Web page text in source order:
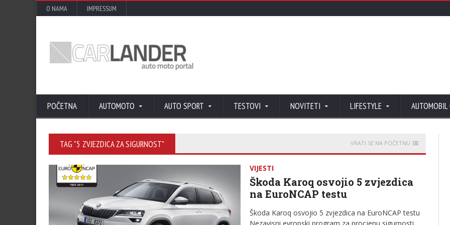
O NAMA IMPRESSUM
POČETNA AUTOMOTO AUTO SPORT TESTOVI NOVITETI LIFESTYLE AUTOMOBIL
TAG "5 ZVJEZDICA ZA SIGURNOST" VRATI SE NA POČETNU
VIJESTI
Škoda Karoq osvojio 5 zvjezdica
na EuroNCAP testu
Škoda Karoq osvojio 5 zvjezdica na EuroNCAP testu